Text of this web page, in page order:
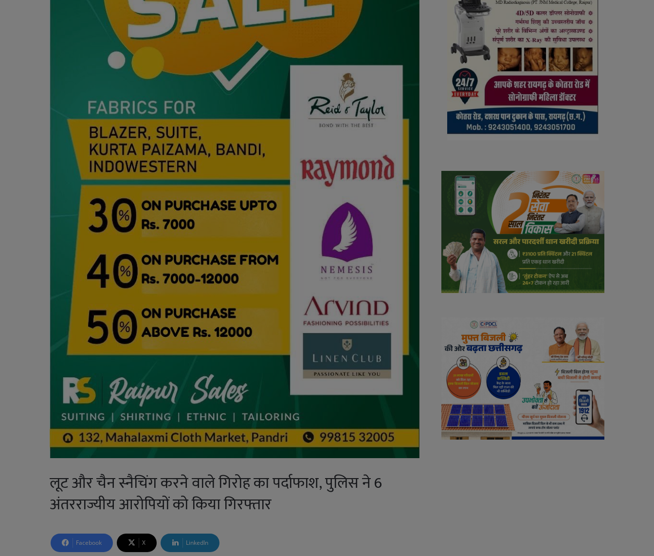
लूट और चैन स्नैचिंग करने वाले गिरोह का पर्दाफाश, पुलिस ने 6
अंतरराज्यीय आरोपियों को किया गिरफ्तार
Facebook X LinkedIn